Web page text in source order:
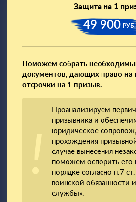
Защита на 1
49 900 РУБ.
Поможем собрать
документов, дающих право на
отсрочки на 1 призыв.
Проанализируем
призывника и
юридическое
прохождения
случае вынесения
поможем оспорить его
порядке согласно п.7
воинской обязанности
службы».